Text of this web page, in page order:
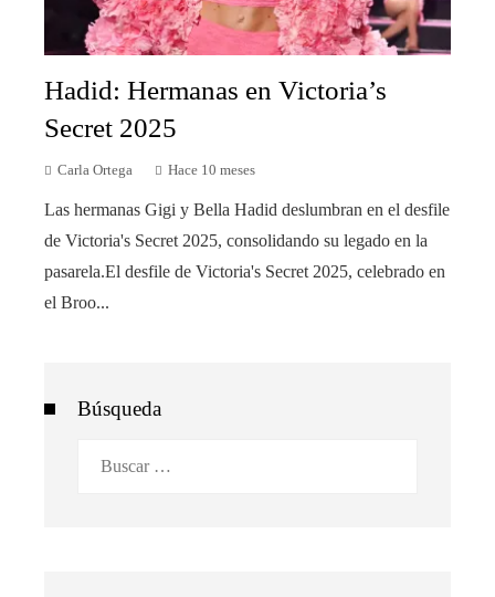
Hadid: Hermanas en Victoria’s
Secret 2025
Carla Ortega Hace 10 meses
Las hermanas Gigi y Bella Hadid deslumbran en el desfile
de Victoria's Secret 2025, consolidando su legado en la
pasarela.El desfile de Victoria's Secret 2025, celebrado en
el Broo...
Búsqueda